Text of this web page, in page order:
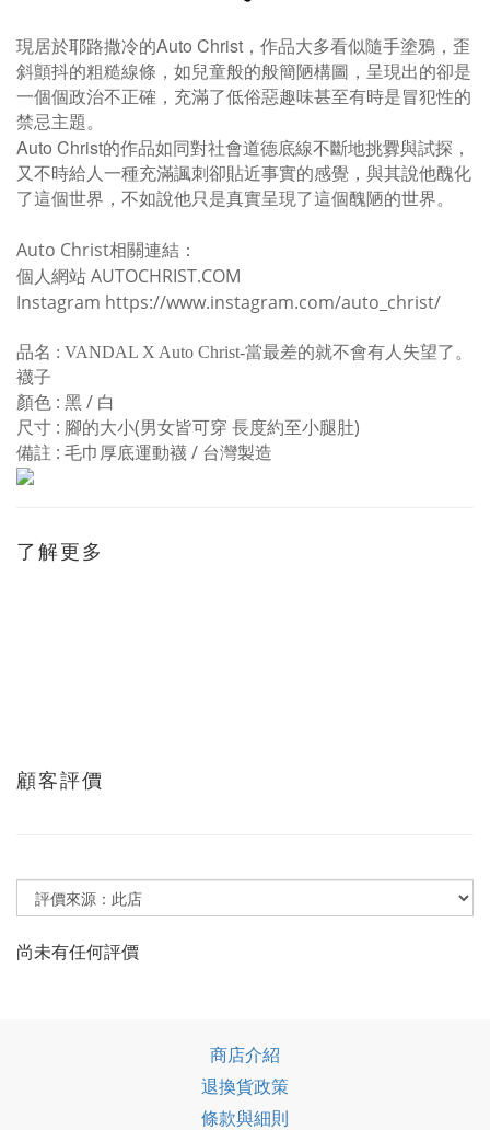
現居於耶路撒冷的Auto Christ ，作品大多看似隨手塗鴉，歪
斜顫抖的粗糙線條，如兒童般的般簡陋構圖，呈現出的卻是
一個個政治不正確，充滿了低俗惡趣味甚至有時是冒犯性的
禁忌主題。
Auto Christ的作品如同對社會道德底線不斷地挑釁與試探，
又不時給人一種充滿諷刺卻貼近事實的感覺，與其說他醜化
了這個世界，不如說他只是真實呈現了這個醜陋的世界。
Auto Christ相關連結：
個人網站 AUTOCHRIST.COM
Instagram https://www.instagram.com/auto_christ/
品名 : VANDAL X Auto Christ-當最差的就不會有人失望了。
襪子
顏色 : 黑 / 白
尺寸 : 腳的大小(男女皆可穿 長度約至小腿肚)
備註 : 毛巾厚底運動襪 / 台灣製造
了解更多
顧客評價
尚未有任何評價
商店介紹
退換貨政策
條款與細則